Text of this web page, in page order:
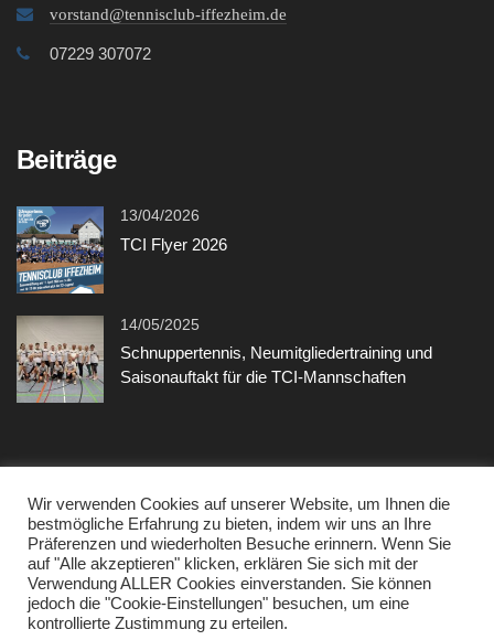
vorstand@tennisclub-iffezheim.de
07229 307072
Beiträge
13/04/2026
TCI Flyer 2026
14/05/2025
Schnuppertennis, Neumitgliedertraining und
Saisonauftakt für die TCI-Mannschaften
Sonstiges
Kontakt
Datenschutzerklärung
Impressum
Wir verwenden Cookies auf unserer Website, um Ihnen die
bestmögliche Erfahrung zu bieten, indem wir uns an Ihre
Präferenzen und wiederholten Besuche erinnern. Wenn Sie
auf "Alle akzeptieren" klicken, erklären Sie sich mit der
Verwendung ALLER Cookies einverstanden. Sie können
jedoch die "Cookie-Einstellungen" besuchen, um eine
kontrollierte Zustimmung zu erteilen.